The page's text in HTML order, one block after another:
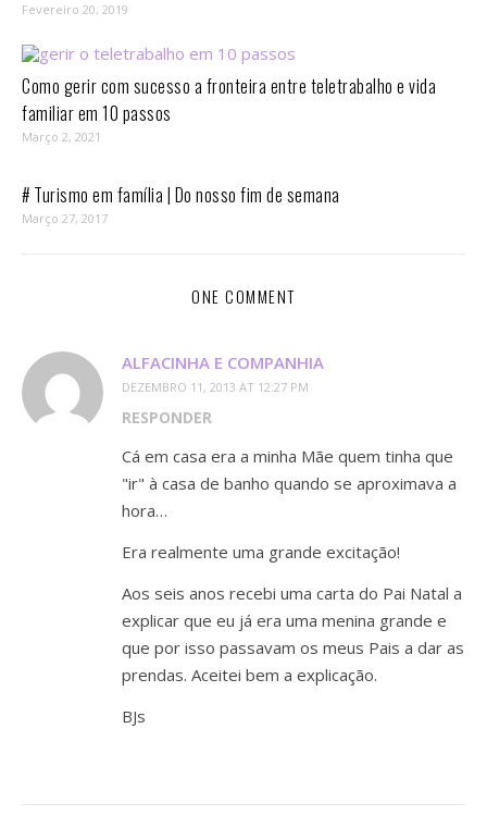
Fevereiro 20, 2019
Como gerir com sucesso a fronteira entre teletrabalho e vida
familiar em 10 passos⁣
Março 2, 2021
# Turismo em família | Do nosso fim de semana
Março 27, 2017
ONE COMMENT
ALFACINHA E COMPANHIA
DEZEMBRO 11, 2013 AT 12:27 PM
RESPONDER
Cá em casa era a minha Mãe quem tinha que
"ir" à casa de banho quando se aproximava a
hora…
Era realmente uma grande excitação!
Aos seis anos recebi uma carta do Pai Natal a
explicar que eu já era uma menina grande e
que por isso passavam os meus Pais a dar as
prendas. Aceitei bem a explicação.
BJs